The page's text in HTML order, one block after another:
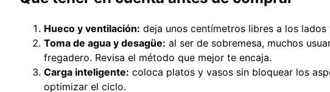
Hueco y ventilación: deja unos centímetros libres a los
Toma de agua y desagüe: al ser de sobremesa, muchos
fregadero. Revisa el método que mejor te encaja.
Carga inteligente: coloca platos y vasos sin bloquear los
optimizar el ciclo.